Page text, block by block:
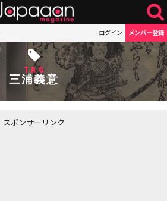
ログイン メンバー登録
TAG
三浦義意
スポンサーリンク